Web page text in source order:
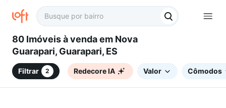
80 Imóveis à venda em Nova
Guarapari, Guarapari, ES
Filtrar 2 Redecore IA Valor Cômodos